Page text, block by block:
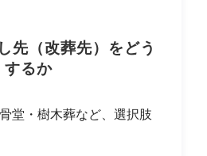
先（改葬先）をどう
するか
堂・樹木葬など、選択肢